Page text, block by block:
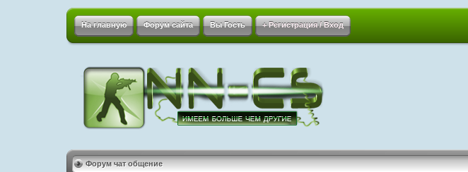
На главную Форум сайта Вы Гость + Регистрация / Вход
Форум чат общение